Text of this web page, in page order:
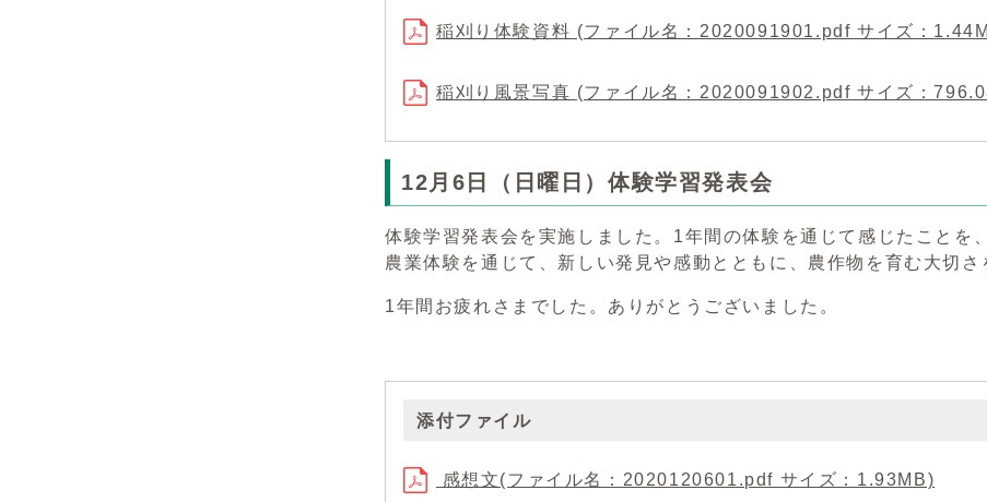
稲刈り体験資料 (ファイル名：2020091901.pdf サイズ：
稲刈り風景写真 (ファイル名：2020091902.pdf サイズ：
12月6日（日曜日）体験学習発表会
体験学習発表会を実施しました。1年間の体験を通じて感じたことを
農業体験を通じて、新しい発見や感動とともに、農作物を育む大切さ
1年間お疲れさまでした。ありがとうございました。
添付ファイル
感想文(ファイル名：2020120601.pdf サイズ：1.93MB)